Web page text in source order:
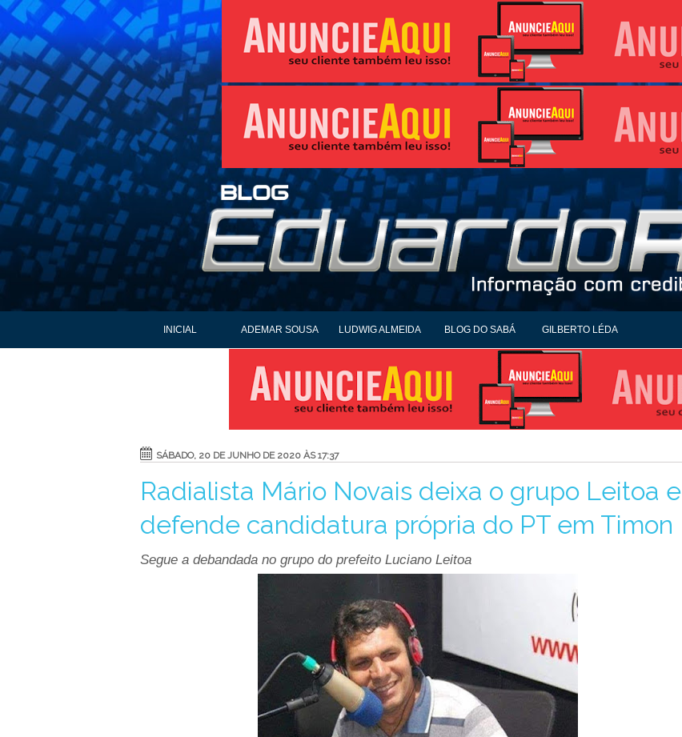
INICIAL ADEMAR SOUSA LUDWIG ALMEIDA BLOG DO SABÁ GILBERTO LÉDA
SÁBADO, 20 DE JUNHO DE 2020 ÀS 17:37
Radialista Mário Novais deixa o grupo Leitoa e
defende candidatura própria do PT em Timon
Segue a debandada no grupo do prefeito Luciano Leitoa